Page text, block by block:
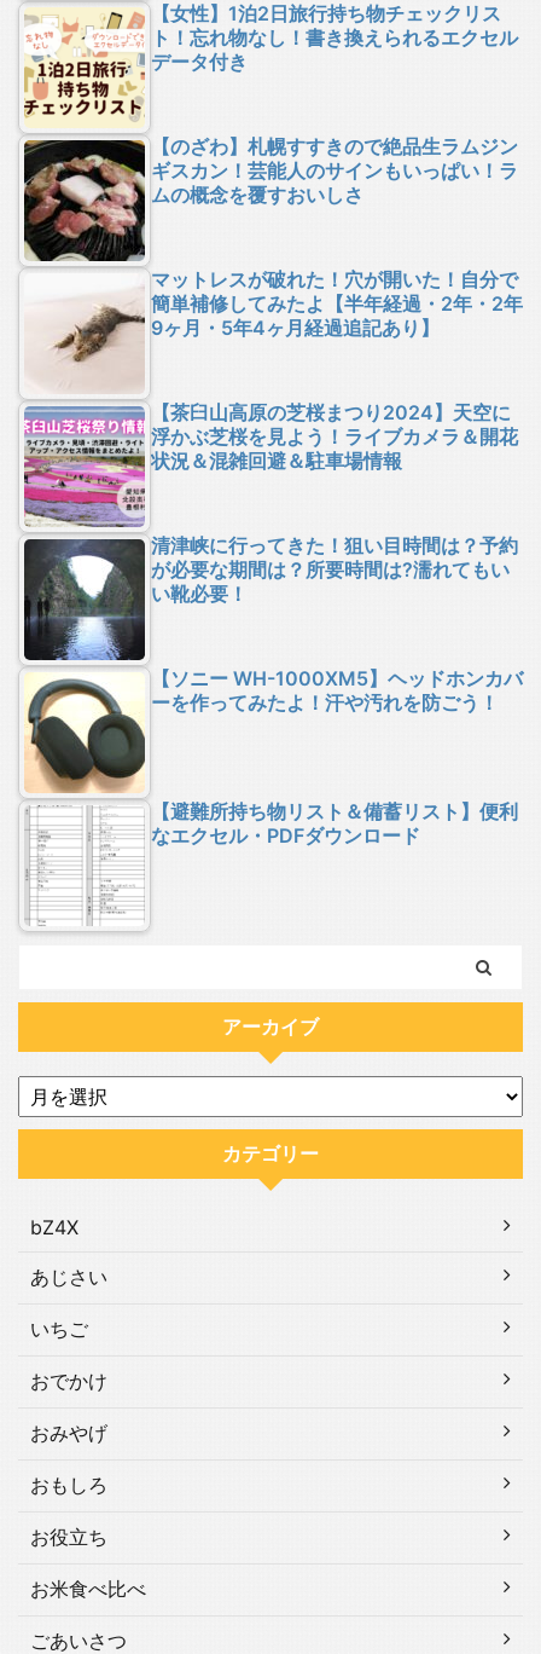
【女性】1泊2日旅行持ち物チェックリス
ト！忘れ物なし！書き換えられるエクセル
データ付き
【のざわ】札幌すすきので絶品生ラムジン
ギスカン！芸能人のサインもいっぱい！ラ
ムの概念を覆すおいしさ
マットレスが破れた！穴が開いた！自分で
簡単補修してみたよ【半年経過・2年・2年
9ヶ月・5年4ヶ月経過追記あり】
【茶臼山高原の芝桜まつり2024】天空に
浮かぶ芝桜を見よう！ライブカメラ＆開花
状況＆混雑回避＆駐車場情報
清津峡に行ってきた！狙い目時間は？予約
が必要な期間は？所要時間は?濡れてもい
い靴必要！
【ソニー WH-1000XM5】ヘッドホンカバ
ーを作ってみたよ！汗や汚れを防ごう！
【避難所持ち物リスト＆備蓄リスト】便利
なエクセル・PDFダウンロード
アーカイブ
カテゴリー
bZ4X
あじさい
いちご
おでかけ
おみやげ
おもしろ
お役立ち
お米食べ比べ
ごあいさつ